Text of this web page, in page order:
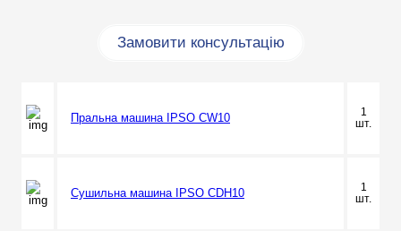
Замовити консультацію
Пральна машина IPSO CW10
1
шт.
Сушильна машина IPSO CDH10
1
шт.